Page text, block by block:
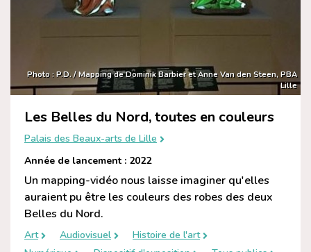
Photo : P.D. / Mapping de Dominik Barbier et Anne Van den Steen, PBA
Lille
Les Belles du Nord, toutes en couleurs
Palais des Beaux-arts de Lille
Année de lancement : 2022
Un mapping-vidéo nous laisse imaginer qu'elles
auraient pu être les couleurs des robes des deux
Belles du Nord.
Art Audiovisuel
Histoire de l'art